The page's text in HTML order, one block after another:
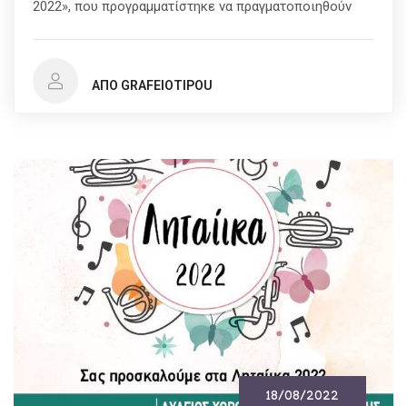
2022», που προγραμματίστηκε να πραγματοποιηθούν
ΑΠΌ GRAFEIOTIPOU
18/08/2022